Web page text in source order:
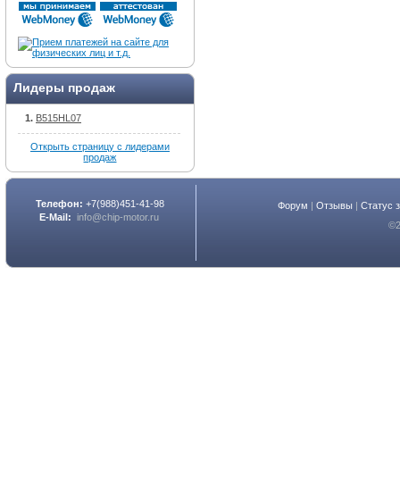
Лидеры продаж
B515HL07
Открыть страницу с лидерами
продаж
Телефон: +7(988)451-41-98
E-Mail: info@chip-motor.ru
Форум |Отзывы |Статус